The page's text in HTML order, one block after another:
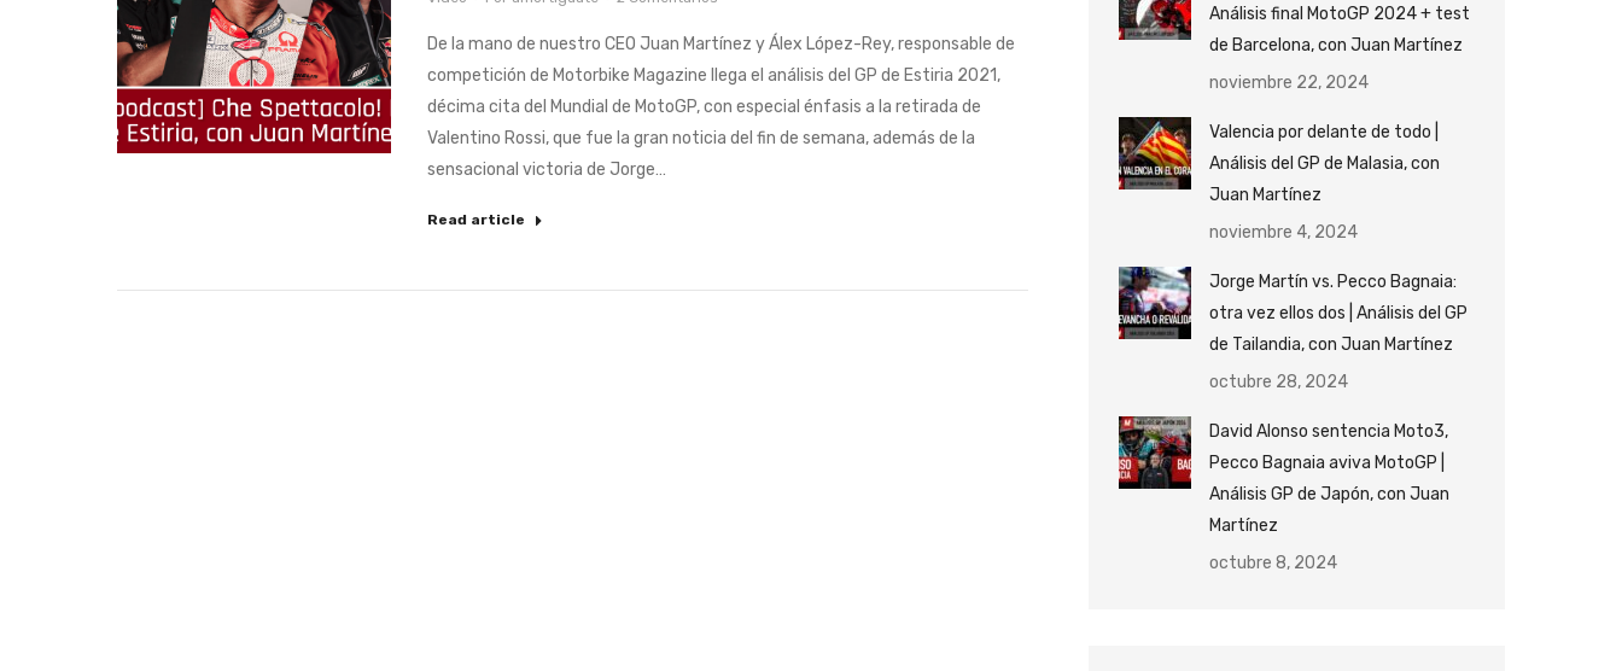
De la mano de nuestro CEO Juan Martínez y Álex López-Rey, responsable de
competición de Motorbike Magazine llega el análisis del GP de Estiria 2021,
décima cita del Mundial de MotoGP, con especial énfasis a la retirada de
Valentino Rossi, que fue la gran noticia del fin de semana, además de la
sensacional victoria de Jorge…
Read article
Análisis final MotoGP 2024 + test
de Barcelona, con Juan Martínez
noviembre 22, 2024
Valencia por delante de todo |
Análisis del GP de Malasia, con
Juan Martínez
noviembre 4, 2024
Jorge Martín vs. Pecco Bagnaia:
otra vez ellos dos | Análisis del GP
de Tailandia, con Juan Martínez
octubre 28, 2024
David Alonso sentencia Moto3,
Pecco Bagnaia aviva MotoGP |
Análisis GP de Japón, con Juan
Martínez
octubre 8, 2024